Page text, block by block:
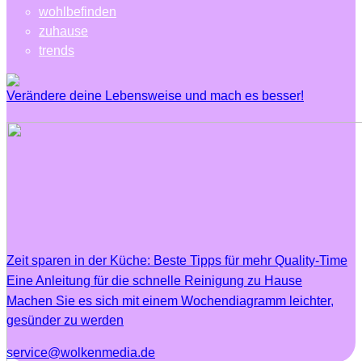
wohlbefinden
zuhause
trends
Verändere deine Lebensweise und mach es besser!
Zeit sparen in der Küche: Beste Tipps für mehr Quality-Time
Eine Anleitung für die schnelle Reinigung zu Hause
Machen Sie es sich mit einem Wochendiagramm leichter,
gesünder zu werden
service@wolkenmedia.de